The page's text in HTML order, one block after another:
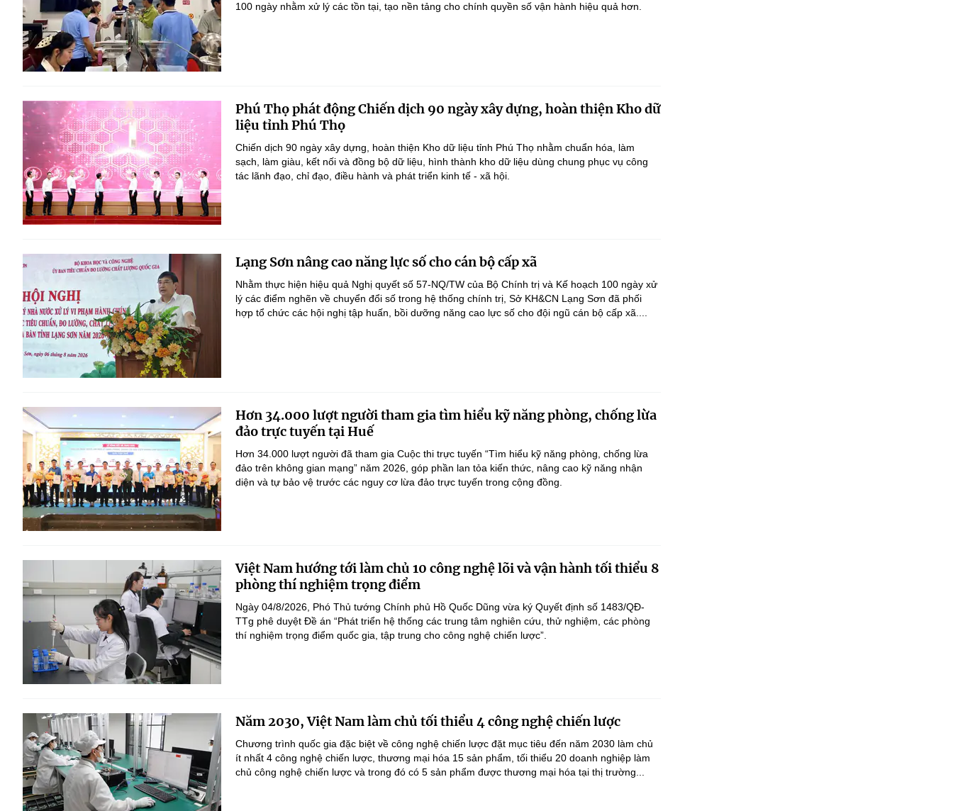
100 ngày nhằm xử lý các tồn tại, tạo nền tảng cho chính quyền số vận hành hiệu quả hơn.
Phú Thọ phát động Chiến dịch 90 ngày xây dựng, hoàn thiện Kho dữ
liệu tỉnh Phú Thọ
Chiến dịch 90 ngày xây dựng, hoàn thiện Kho dữ liệu tỉnh Phú Thọ nhằm chuẩn hóa, làm
sạch, làm giàu, kết nối và đồng bộ dữ liệu, hình thành kho dữ liệu dùng chung phục vụ công
tác lãnh đạo, chỉ đạo, điều hành và phát triển kinh tế - xã hội.
Lạng Sơn nâng cao năng lực số cho cán bộ cấp xã
Nhằm thực hiện hiệu quả Nghị quyết số 57-NQ/TW của Bộ Chính trị và Kế hoạch 100 ngày xử
lý các điểm nghẽn về chuyển đổi số trong hệ thống chính trị, Sở KH&CN Lạng Sơn đã phối
hợp tổ chức các hội nghị tập huấn, bồi dưỡng năng cao lực số cho đội ngũ cán bộ cấp xã....
Hơn 34.000 lượt người tham gia tìm hiểu kỹ năng phòng, chống lừa
đảo trực tuyến tại Huế
Hơn 34.000 lượt người đã tham gia Cuộc thi trực tuyến “Tìm hiểu kỹ năng phòng, chống lừa
đảo trên không gian mạng” năm 2026, góp phần lan tỏa kiến thức, nâng cao kỹ năng nhận
diện và tự bảo vệ trước các nguy cơ lừa đảo trực tuyến trong cộng đồng.
Việt Nam hướng tới làm chủ 10 công nghệ lõi và vận hành tối thiểu 8
phòng thí nghiệm trọng điểm
Ngày 04/8/2026, Phó Thủ tướng Chính phủ Hồ Quốc Dũng vừa ký Quyết định số 1483/QĐ-
TTg phê duyệt Đề án “Phát triển hệ thống các trung tâm nghiên cứu, thử nghiệm, các phòng
thí nghiệm trọng điểm quốc gia, tập trung cho công nghệ chiến lược”.
Năm 2030, Việt Nam làm chủ tối thiểu 4 công nghệ chiến lược
Chương trình quốc gia đặc biệt về công nghệ chiến lược đặt mục tiêu đến năm 2030 làm chủ
ít nhất 4 công nghệ chiến lược, thương mại hóa 15 sản phẩm, tối thiểu 20 doanh nghiệp làm
chủ công nghệ chiến lược và trong đó có 5 sản phẩm được thương mại hóa tại thị trường...